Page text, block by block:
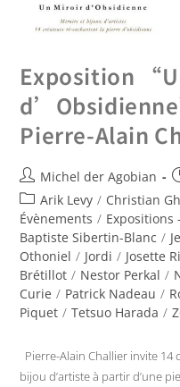
Exposition
Pierre-Alain
Michel der Agobian
Arik Levy / Christian
Évènements / Expositions
Baptiste Sibertin-Blanc /
Othoniel / Jordi / Josette
Brétillot / Nestor Perkal /
Curie / Patrick Nadeau /
Piquet / Tetsuo Harada /
Pierre-Alain Challier invite
bijou d’artiste à partir d’une